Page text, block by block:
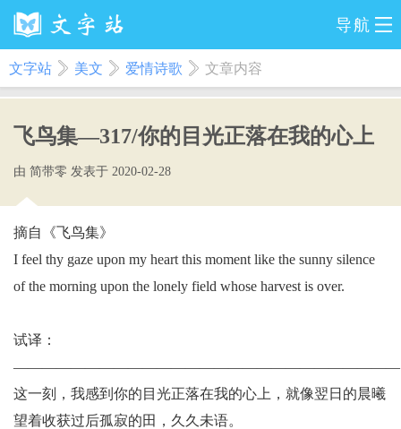
导航
文字站 美文 爱情诗歌 文章内容
飞鸟集—317/你的目光正落在我的心上
由 简带零 发表于 2020-02-28
摘自《飞鸟集》
I feel thy gaze upon my heart this moment like the sunny silence
of the morning upon the lonely field whose harvest is over.
试译：
———————————————————————————
这一刻，我感到你的目光正落在我的心上，就像翌日的晨曦
望着收获过后孤寂的田，久久未语。